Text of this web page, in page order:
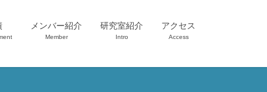
メンバー紹介
Member
研究室紹介
Intro
アクセス
Access